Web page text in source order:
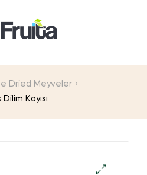
Dried Meyveler
Kayısı